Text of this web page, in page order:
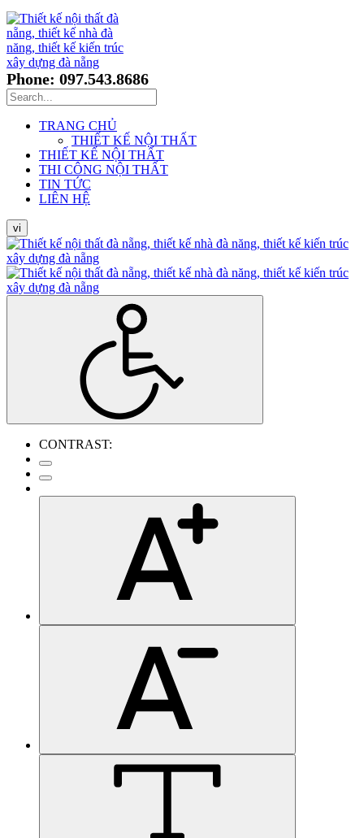
Phone: 097.543.8686
TRANG CHỦ
THIẾT KẾ NỘI THẤT
THIẾT KẾ NỘI THẤT
THI CÔNG NỘI THẤT
TIN TỨC
LIÊN HỆ
vi
CONTRAST: